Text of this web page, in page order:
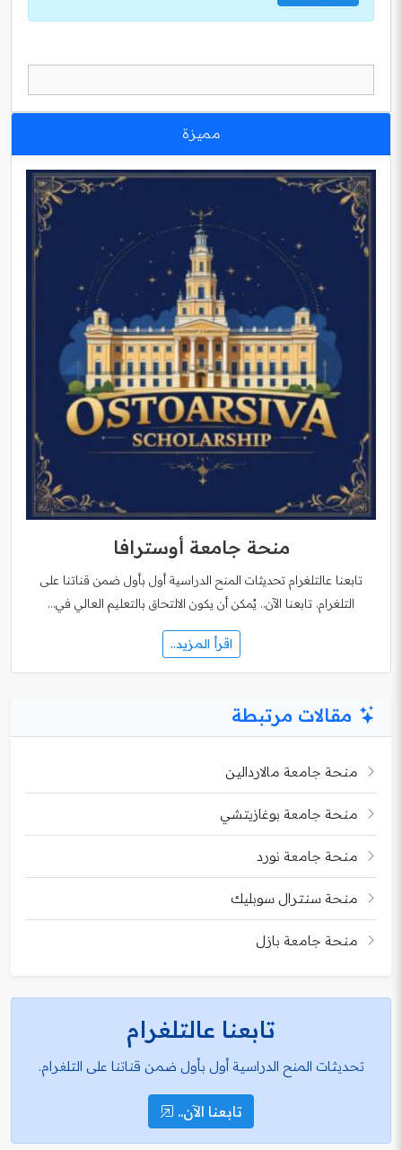
مميزة
منحة جامعة أوسترافا
تابعنا عالتلغرام تحديثات المنح الدراسية أول بأول ضمن قناتنا على
التلغرام. تابعنا الآن.. يُمكن أن يكون الالتحاق بالتعليم العالي في…
اقرأ المزيد..
مقالات مرتبطة
منحة جامعة مالاردالين
منحة جامعة بوغازيتشي
منحة جامعة نورد
منحة سنترال سوبليك
منحة جامعة بازل
تابعنا عالتلغرام
تحديثات المنح الدراسية أول بأول ضمن قناتنا على التلغرام.
تابعنا الآن..